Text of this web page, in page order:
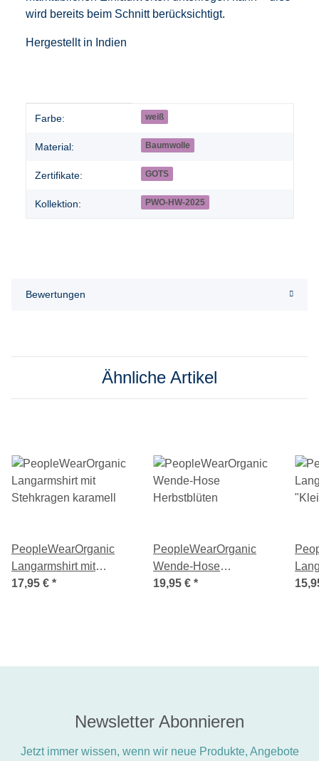
wird bereits beim Schnitt berücksichtigt.
Hergestellt in Indien
Produkteigenschaft
Wert
Farbe: weiß
Material: Baumwolle
Zertifikate: GOTS
Kollektion: PWO-HW-2025
Bewertungen
Ähnliche Artikel
PeopleWearOrganic
Langarmshirt mit
Stehkragen karamell
17,95 € *
PeopleWearOrganic
Wende-Hose
Herbstblüten
19,95 € *
Newsletter Abonnieren
Jetzt immer wissen, wenn wir neue Produkte, Angebote